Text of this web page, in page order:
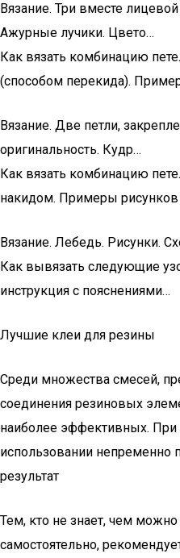
Вязание. Три вместе
Ажурные лучики. Цвето…
Как вязать комбинацию
(способом перекида).
Вязание. Две петли,
оригинальность. Кудр…
Как вязать комбинацию
накидом. Примеры
Вязание. Лебедь. Рисунки.
Как вывязать следующие
инструкция с пояснениями…
Лучшие клеи для резины
Среди множества смесей,
соединения резиновых
наиболее эффективных.
использовании непременно
результат
Тем, кто не знает, чем можно
самостоятельно,